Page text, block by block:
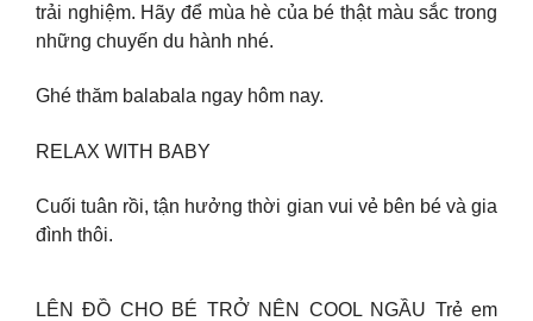
trải nghiệm. Hãy để mùa hè của bé thật màu sắc trong
những chuyến du hành nhé.
Ghé thăm balabala ngay hôm nay.
RELAX WITH BABY
Cuối tuân rồi, tận hưởng thời gian vui vẻ bên bé và gia
đình thôi.
LÊN ĐỒ CHO BÉ TRỞ NÊN COOL NGẦU Trẻ em